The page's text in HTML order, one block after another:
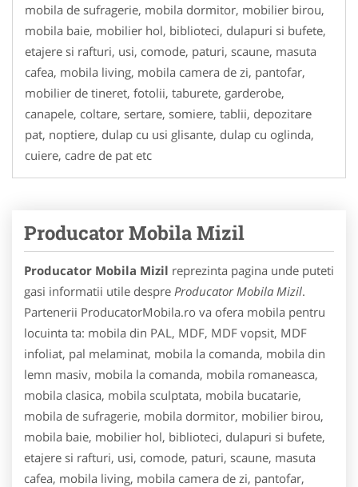
mobila de sufragerie, mobila dormitor, mobilier birou,
mobila baie, mobilier hol, biblioteci, dulapuri si bufete,
etajere si rafturi, usi, comode, paturi, scaune, masuta
cafea, mobila living, mobila camera de zi, pantofar,
mobilier de tineret, fotolii, taburete, garderobe,
canapele, coltare, sertare, somiere, tablii, depozitare
pat, noptiere, dulap cu usi glisante, dulap cu oglinda,
cuiere, cadre de pat etc
Producator Mobila Mizil
Producator Mobila Mizil reprezinta pagina unde puteti
gasi informatii utile despre Producator Mobila Mizil.
Partenerii ProducatorMobila.ro va ofera mobila pentru
locuinta ta: mobila din PAL, MDF, MDF vopsit, MDF
infoliat, pal melaminat, mobila la comanda, mobila din
lemn masiv, mobila la comanda, mobila romaneasca,
mobila clasica, mobila sculptata, mobila bucatarie,
mobila de sufragerie, mobila dormitor, mobilier birou,
mobila baie, mobilier hol, biblioteci, dulapuri si bufete,
etajere si rafturi, usi, comode, paturi, scaune, masuta
cafea, mobila living, mobila camera de zi, pantofar,